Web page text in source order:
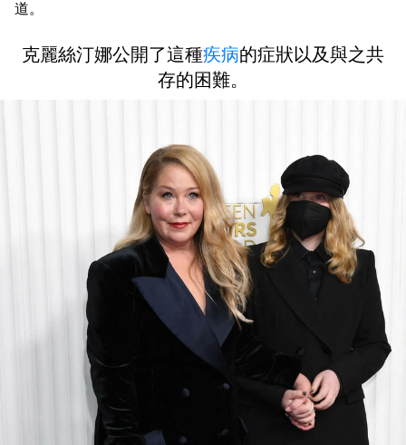
道。
克麗絲汀娜公開了這種疾病的症狀以及與之共
存的困難。